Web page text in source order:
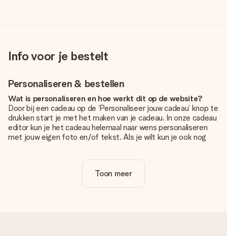
Info voor je bestelt
Personaliseren & bestellen
Wat is personaliseren en hoe werkt dit op de website?
Door bij een cadeau op de ‘Personaliseer jouw cadeau’ knop te
drukken start je met het maken van je cadeau. In onze cadeau
editor kun je het cadeau helemaal naar wens personaliseren
met jouw eigen foto en/of tekst. Als je wilt kun je ook nog
Is personalisatie in de prijs inbegrepen?
De prijs die op de website wordt getoond is inclusief de
Toon meer